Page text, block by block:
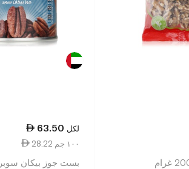
63.50 لكل
28.22 ١٠٠ جم
بست جوز بيكان سوبر 225 غرام